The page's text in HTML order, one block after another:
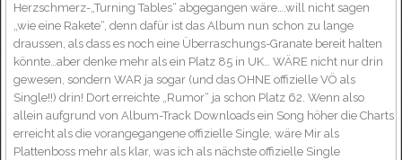
Herzschmerz-„Turning Tables“ abgegangen wäre….will nicht sagen
„wie eine Rakete“, denn dafür ist das Album nun schon zu lange
draussen, als dass es noch eine Überraschungs-Granate bereit halten
könnte…aber denke mehr als ein Platz 85 in UK… WÄRE nicht nur drin
gewesen, sondern WAR ja sogar (und das OHNE offizielle VÖ als
Single!!) drin! Dort erreichte „Rumor“ ja schon Platz 62. Wenn also
allein aufgrund von Album-Track Downloads ein Song höher die Charts
erreicht als die vorangegangene offizielle Single, wäre Mir als
Plattenboss mehr als klar, was ich als nächste offizielle Single